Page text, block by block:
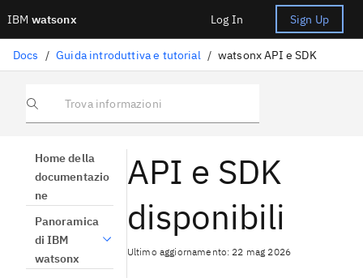
IBM watsonx Log In Sign Up
Docs / Guida introduttiva e tutorial / watsonx API e SDK
Trova informazioni
Home della
documentazio
ne
Panoramica
di IBM
watsonx
API e SDK
disponibili
Ultimo aggiornamento: 22 mag 2026